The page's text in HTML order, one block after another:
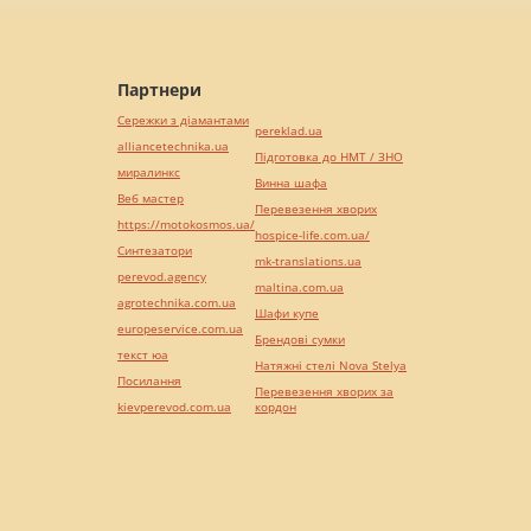
Партнери
Сережки з діамантами
alliancetechnika.ua
миралинкс
Веб мастер
https://motokosmos.ua/
Синтезатори
perevod.agency
agrotechnika.com.ua
europeservice.com.ua
текст юа
Посилання
kievperevod.com.ua
pereklad.ua
Підготовка до НМТ / ЗНО
Винна шафа
Перевезення хворих
hospice-life.com.ua/
mk-translations.ua
maltina.com.ua
Шафи купе
Брендові сумки
Натяжні стелі Nova Stelya
Перевезення хворих за
кордон